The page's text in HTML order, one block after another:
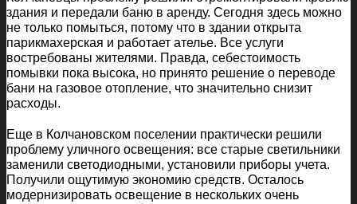
здания и передали баню в аренду. Сегодня здесь можно
не только помыться, потому что в здании открыта
парикмахерская и работает ателье. Все услуги
востребованы жителями. Правда, себестоимость
помывки пока высока, но принято решение о переводе
бани на газовое отопление, что значительно снизит
расходы.
Еще в Колчановском поселении практически решили
проблему уличного освещения: все старые светильники
заменили светодиодными, установили приборы учета.
Получили ощутимую экономию средств. Осталось
модернизировать освещение в нескольких очень